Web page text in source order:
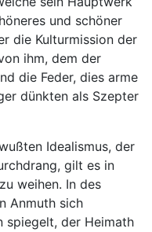
und schöner
die Kulturmission der
ihm, dem der
die Feder, dies arme
dünkten als Szepter
Idealismus, der
gilt es in
weihen. In des
Anmuth sich
spiegelt, der Heimath